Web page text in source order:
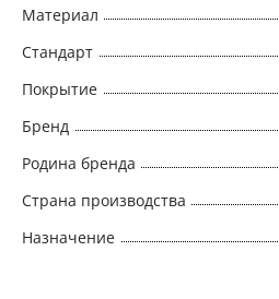
Материал
Стандарт
Покрытие
Бренд
Родина бренда
Страна производства
Назначение